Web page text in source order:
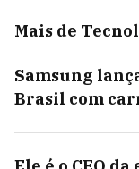
Mais de
Samsung
Brasil com